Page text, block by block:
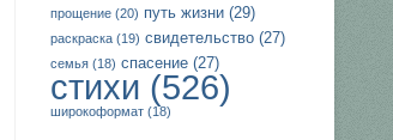
прощение (20) путь жизни (29)
раскраска (19) свидетельство (27)
семья (18) спасение (27)
стихи (526)
широкоформат (18)